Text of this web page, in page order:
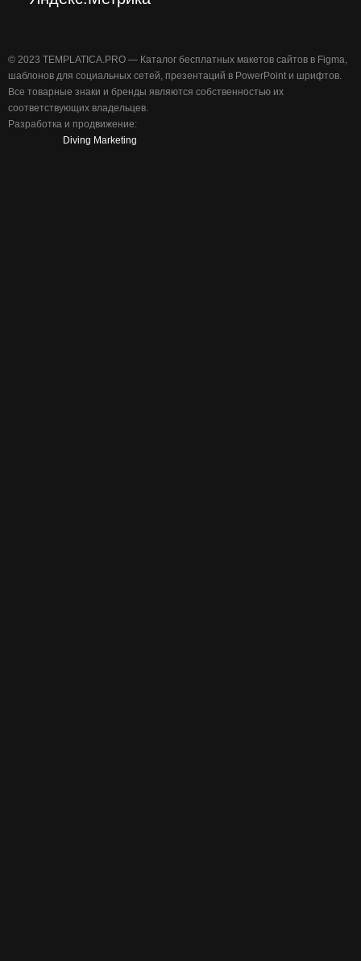
©️ 2023 TEMPLATICA.PRO — Каталог бесплатных макетов сайтов в Figma,
шаблонов для социальных сетей, презентаций в PowerPoint и шрифтов.
Все товарные знаки и бренды являются собственностью их
соответствующих владельцев.
Разработка и продвижение:
Diving Marketing